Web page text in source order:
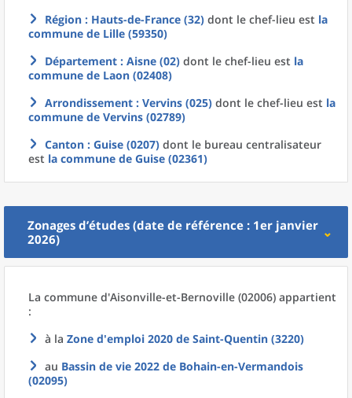
Région : Hauts-de-France (32) dont le chef-lieu est la
commune de Lille (59350)
Département : Aisne (02) dont le chef-lieu est la
commune de Laon (02408)
Arrondissement : Vervins (025) dont le chef-lieu est la
commune de Vervins (02789)
Canton : Guise (0207) dont le bureau centralisateur
est la commune de Guise (02361)
Zonages d’études (date de référence : 1er janvier
2026)
La commune d'Aisonville-et-Bernoville (02006) appartient
:
à la Zone d'emploi 2020 de Saint-Quentin (3220)
au Bassin de vie 2022 de Bohain-en-Vermandois
(02095)